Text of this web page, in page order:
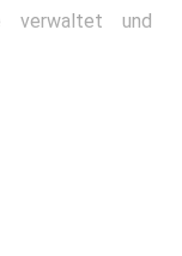
verwaltet und